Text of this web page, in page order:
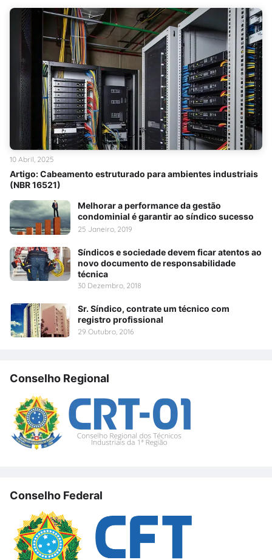
Artigo: Cabeamento estruturado para ambientes industriais
(NBR 16521)
10 Abril, 2025
Melhorar a performance da gestão
condominial é garantir ao síndico sucesso
25 Janeiro, 2019
Síndicos e sociedade devem ficar atentos ao
novo documento de responsabilidade
técnica
30 Dezembro, 2018
Sr. Síndico, contrate um técnico com
registro profissional
29 Outubro, 2016
Conselho Regional
Conselho Federal